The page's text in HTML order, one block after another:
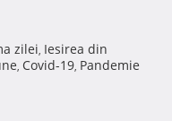
zilei, Iesirea din
, Covid-19, Pandemie